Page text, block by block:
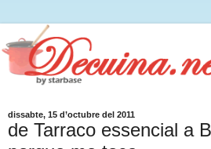
dissabte, 15 d’octubre del 2011
de Tarraco essencial a